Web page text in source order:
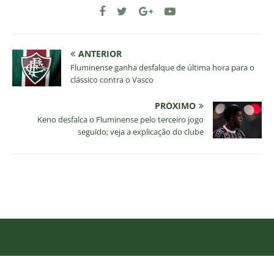
ANTERIOR
Fluminense ganha desfalque de última hora para o
clássico contra o Vasco
PRÓXIMO
Keno desfalca o Fluminense pelo terceiro jogo
seguido; veja a explicação do clube